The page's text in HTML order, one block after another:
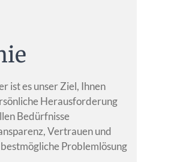
ist es unser Ziel, Ihnen
Herausforderung
Bedürfnisse
Vertrauen und
Problemlösung